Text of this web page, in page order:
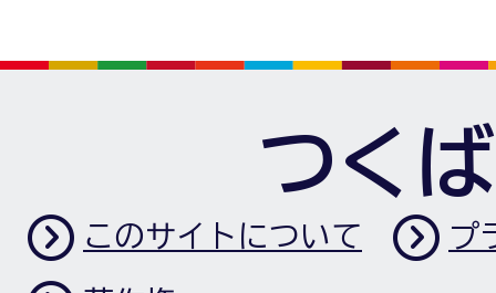
つく
このサイトについて プ